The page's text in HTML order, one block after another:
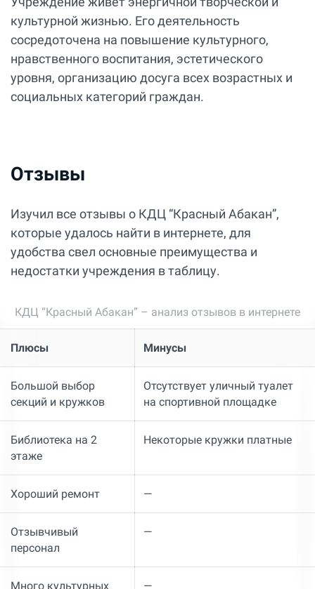
культурной жизнью. Его деятельность
сосредоточена на повышение культурного,
нравственного воспитания, эстетического
уровня, организацию досуга всех возрастных и
социальных категорий граждан.
Отзывы
Изучил все отзывы о КДЦ “Красный Абакан”,
которые удалось найти в интернете, для
удобства свел основные преимущества и
недостатки учреждения в таблицу.
КДЦ “Красный Абакан” – анализ отзывов в интернете
Плюсы Минусы
Большой выбор
секций и кружков
Отсутствует уличный туалет
на спортивной площадке
Библиотека на 2
этаже
Некоторые кружки платные
Хороший ремонт —
Отзывчивый
персонал
—
Много культурных
—